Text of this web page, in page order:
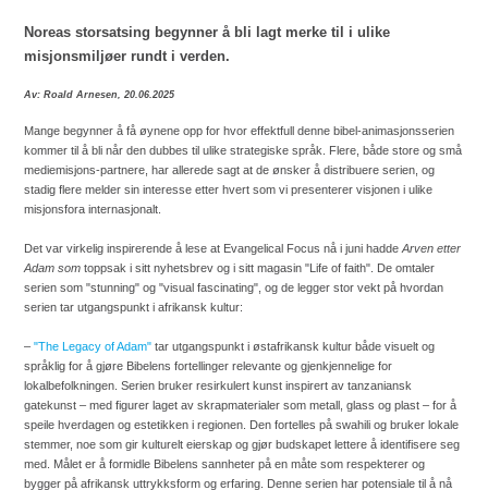
Noreas storsatsing begynner å bli lagt merke til i ulike
misjonsmiljøer rundt i verden.
Av: Roald Arnesen, 20.06.2025
Mange begynner å få øynene opp for hvor effektfull denne bibel-animasjonsserien
kommer til å bli når den dubbes til ulike strategiske språk. Flere, både store og små
mediemisjons-partnere, har allerede sagt at de ønsker å distribuere serien, og
stadig flere melder sin interesse etter hvert som vi presenterer visjonen i ulike
misjonsfora internasjonalt.
Det var virkelig inspirerende å lese at Evangelical Focus nå i juni haddeArven etter
Adam som toppsak i sitt nyhetsbrev og i sitt magasin "Life of faith". De omtaler
serien som "stunning" og "visual fascinating", og de legger stor vekt på hvordan
serien tar utgangspunkt i afrikansk kultur:
– "The Legacy of Adam" tar utgangspunkt i østafrikansk kultur både visuelt og
språklig for å gjøre Bibelens fortellinger relevante og gjenkjennelige for
lokalbefolkningen. Serien bruker resirkulert kunst inspirert av tanzaniansk
gatekunst – med figurer laget av skrapmaterialer som metall, glass og plast – for å
speile hverdagen og estetikken i regionen. Den fortelles på swahili og bruker lokale
stemmer, noe som gir kulturelt eierskap og gjør budskapet lettere å identifisere seg
med. Målet er å formidle Bibelens sannheter på en måte som respekterer og
bygger på afrikansk uttrykksform og erfaring. Denne serien har potensiale til å nå